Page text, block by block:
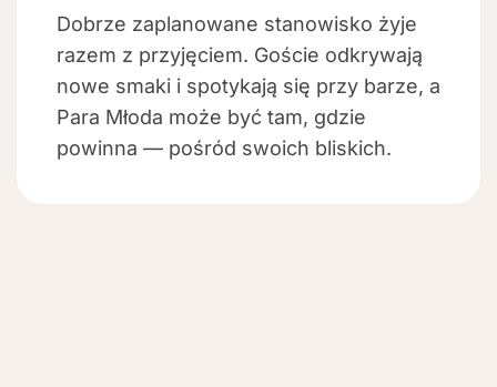
Dobrze zaplanowane stanowisko żyje
razem z przyjęciem. Goście odkrywają
nowe smaki i spotykają się przy barze, a
Para Młoda może być tam, gdzie
powinna — pośród swoich bliskich.